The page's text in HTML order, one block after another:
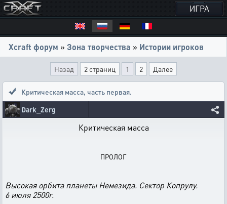
ИГРА
Xcraft форум » Зона творчества » Истории игроков
Назад 2 страниц 1 2 Далее
Критическая масса, часть первая.
Dark_Zerg
Критическая масса
ПРОЛОГ
Высокая орбита планеты Немезида. Сектор Копрулу.
6 июля 2500г.